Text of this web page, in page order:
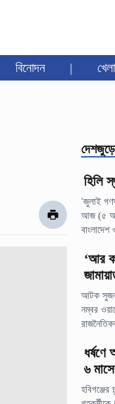
বিনোদন | খেলা
দেশজুড়ে
হিলি
'জুলাই
আজ (৫
‘আর
আটক
নম্বর
ধর্ষণে
৬